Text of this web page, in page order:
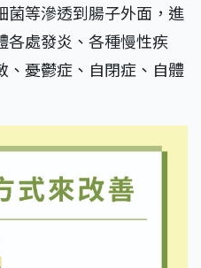
菌等滲透到腸子外面，進
各處發炎、各種慢性疾
、憂鬱症、自閉症、自體